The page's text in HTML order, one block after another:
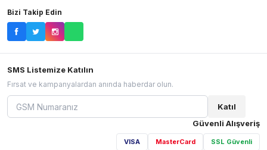
Bizi Takip Edin
SMS Listemize Katılın
Fırsat ve kampanyalardan anında haberdar olun.
Katıl
Güvenli Alışveriş
VISA MasterCard SSL Güvenli